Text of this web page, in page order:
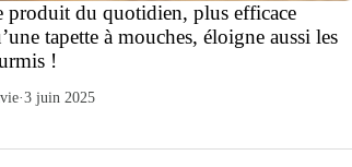
produit du quotidien, plus efficace
tapette à mouches, éloigne aussi les
!
·3 juin 2025